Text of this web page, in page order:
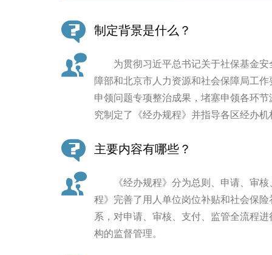
便民服务
中介服务
政民互动
12345网上接诉即办
参与调查
制定背景是什么？
为贯彻习近平总书记关于社保基金安
障部和北京市人力资源和社会保障局工
申领问题专项整治成果，堵塞申领各环
究制定了《经办规程》并指导各区经办
主要内容有哪些？
《经办规程》分为总则、申请、审核
程》完善了用人单位岗位补贴和社会保
系，对申请、审核、支付、监管全流程
构的监督管理。